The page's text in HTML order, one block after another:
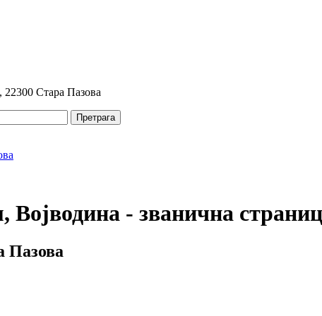
Стара Пазова
Претрага
- званична
Пазова